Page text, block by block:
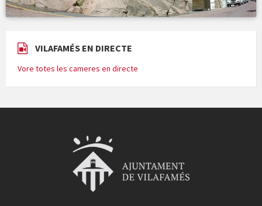
VILAFAMÉS EN DIRECTE
Vore totes les cameres en directe